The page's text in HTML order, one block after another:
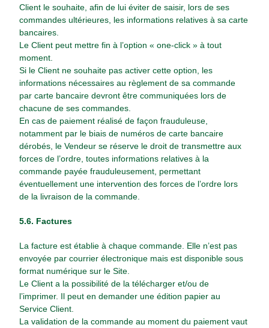
Client le souhaite, afin de lui éviter de saisir, lors de ses
commandes ultérieures, les informations relatives à sa carte
bancaires.
Le Client peut mettre fin à l’option « one-click » à tout
moment.
Si le Client ne souhaite pas activer cette option, les
informations nécessaires au règlement de sa commande
par carte bancaire devront être communiquées lors de
chacune de ses commandes.
En cas de paiement réalisé de façon frauduleuse,
notamment par le biais de numéros de carte bancaire
dérobés, le Vendeur se réserve le droit de transmettre aux
forces de l’ordre, toutes informations relatives à la
commande payée frauduleusement, permettant
éventuellement une intervention des forces de l’ordre lors
de la livraison de la commande.
5.6. Factures
La facture est établie à chaque commande. Elle n’est pas
envoyée par courrier électronique mais est disponible sous
format numérique sur le Site.
Le Client a la possibilité de la télécharger et/ou de
l’imprimer. Il peut en demander une édition papier au
Service Client.
La validation de la commande au moment du paiement vaut